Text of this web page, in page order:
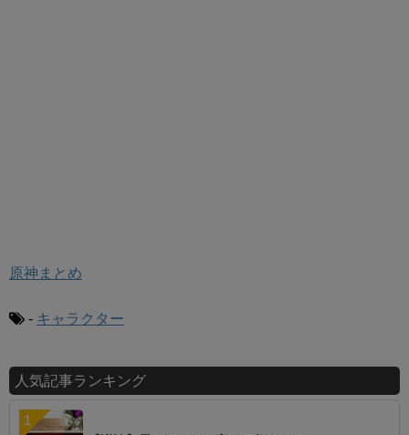
原神まとめ
- キャラクター
人気記事ランキング